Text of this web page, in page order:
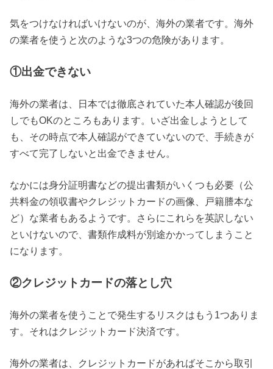
気をつけなければいけないのが、海外の業者です。海外
の業者を使うと次のような3つの危険があります。
①出金できない
海外の業者は、日本では徹底されていた本人確認が後回
しでもOKのところもあります。いざ出金しようとして
も、その時点で本人確認ができていないので、手続きが
すべて完了しないと出金できません。
なかには身分証明書などの提出書類がいくつも必要（公
共料金の領収書やクレジットカードの画像、戸籍謄本な
ど）な業者もあるようです。さらにこれらを英訳しない
といけないので、書類作成料が別途かかってしまうこと
になります。
②クレジットカードの落とし穴
海外の業者を使うことで発生するリスクはもう1つありま
す。それはクレジットカード決済です。
海外の業者は、クレジットカードがあればそこから取引